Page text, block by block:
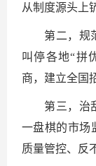
从制度源头上
第二，规
叫停各地“拼
商，建立全国
第三，治
一盘棋的市场
质量管控、反